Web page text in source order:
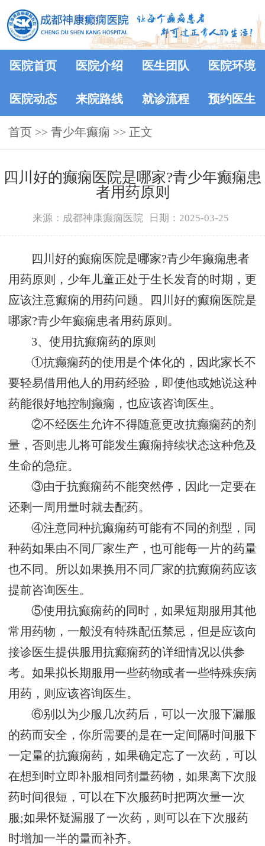
医院首页 医院介绍 医生团队 医院环境
医院动态 来院路线 就诊流程 预约医生
首页 >> 青少年癫痫 >> 正文
四川好的癫痫医院是哪家?青少年癫痫患
者用药原则
来源：成都神康癫痫医院 日期：2025-03-25
四川好的癫痫医院是哪家?青少年癫痫患者
用药原则，少年儿童正处于生长发育的时期，更
应该注意癫痫的用药问题。四川好的癫痫医院是
哪家?青少年癫痫患者用药原则。
3、使用抗癫痫药的原则
①抗癫痫药的使用是个体化的，因此家长不
要轻易借用他人的用药经验，即使他或她说这种
药能很好地控制癫痫，也应该咨询医生。
②不经医生允许不得随意更改抗癫痫药的剂
量，否则患儿将可能发生癫痫持续状态这种危及
生命的急症。
③由于抗癫痫药不能突然停，因此一定要在
还剩一周用量时就去配药。
④注意同种抗癫痫药可能有不同的剂型，同
种药如果由不同厂家生产，也可能每一片的药量
也不同。所以如果换用不同厂家的抗癫痫药应该
提前咨询医生。
⑤使用抗癫痫药的同时，如果短期服用其他
常用药物，一般没有特殊配伍禁忌，但是应该向
接诊医生提供服用抗癫痫药的详细情况以供参
考。如果拟长期服用一些药物或者一些特殊疾病
用药，则应该咨询医生。
⑥别以为少服几次药后，可以一次服下漏服
的药而安全，你所需要的是在一定间隔时间服下
一定量的抗癫痫药，如果确定忘了一次药，可以
在想到时立即补服相同剂量药物，如果离下次服
药时间很短，可以在下次服药时把两次量一次
服;如果怀疑漏服了一次药，则可以在下次服药
时增加一半的量而补齐。